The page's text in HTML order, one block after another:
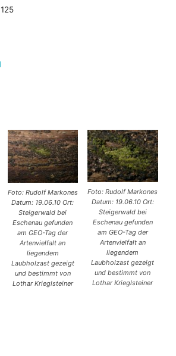
Foto: Rudolf Markones
Datum: 19.06.10 Ort:
Steigerwald bei
Eschenau gefunden
am GEO-Tag der
Artenvielfalt an
liegendem
Laubholzast gezeigt
und bestimmt von
Lothar Krieglsteiner
Foto: Rudolf Markones
Datum: 19.06.10 Ort:
Steigerwald bei
Eschenau gefunden
am GEO-Tag der
Artenvielfalt an
liegendem
Laubholzast gezeigt
und bestimmt von
Lothar Krieglsteiner